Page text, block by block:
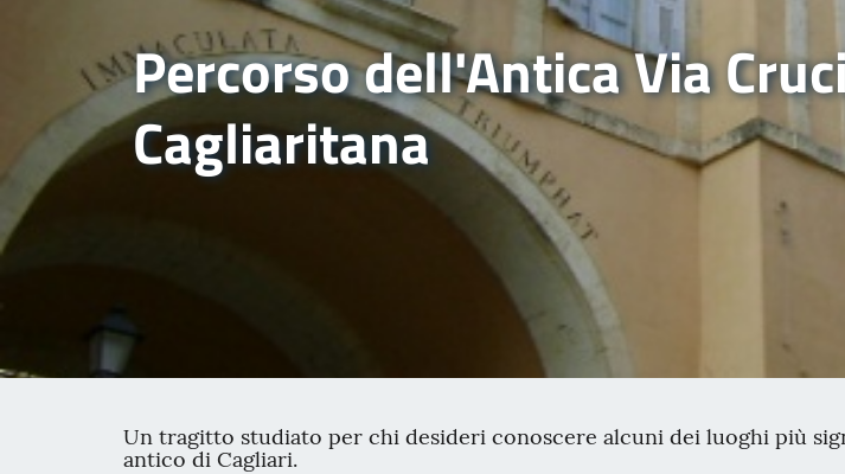
Percorso dell'Antica Via
Cagliaritana
Un tragitto studiato per chi desideri conoscere alcuni dei luoghi più
antico di Cagliari.